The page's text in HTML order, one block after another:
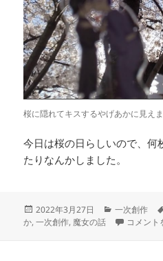
桜に隠れてキスするやげあかに見え
今日は桜の日らしいので、何
たりなんかしました。
投
稿
2022年3月27日
カ
テ
一次創作
か,一次創作, 魔女の話 久々の一
コメント